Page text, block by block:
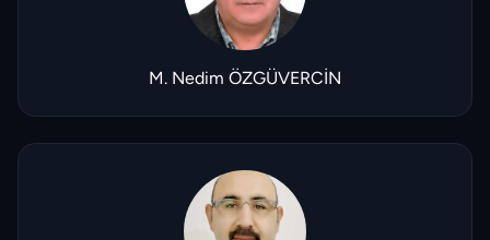
M. Nedim ÖZGÜVERCİN